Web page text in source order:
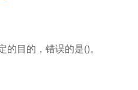
目的，错误的是()。